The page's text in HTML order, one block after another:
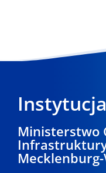
Ministerstwo